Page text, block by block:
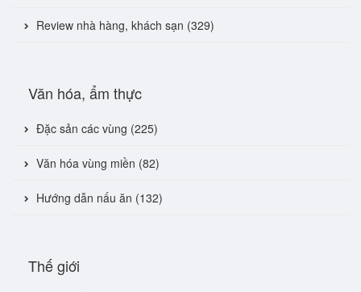
Review nhà hàng, khách sạn (329)
Văn hóa, ẩm thực
Đặc sản các vùng (225)
Văn hóa vùng miền (82)
Hướng dẫn nấu ăn (132)
Thế giới